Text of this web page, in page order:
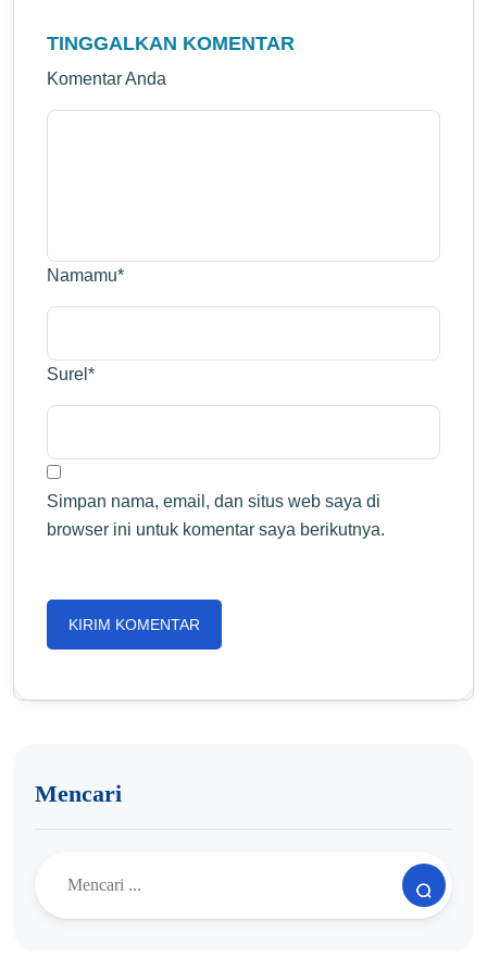
TINGGALKAN KOMENTAR
Komentar Anda
Namamu*
Surel *
Simpan nama, email, dan situs web saya di
browser ini untuk komentar saya berikutnya.
Mencari